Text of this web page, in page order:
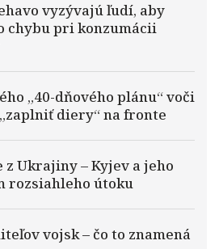
vyzývajú ľudí, aby
pri konzumácii
„40-dňového plánu“ voči
diery“ na fronte
Ukrajiny – Kyjev a jeho
rozsiahleho útoku
vojsk – čo to znamená